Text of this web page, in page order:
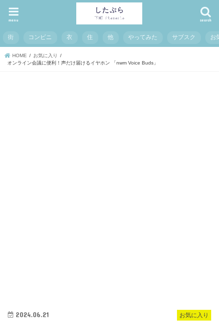
search
menu
街 コンビニ 衣 住 他 やってみた サブスク お
HOME
お気に入り
オンライン会議に便利！声だけ届けるイヤホン 「nwm Voice Buds」
お気に入り
2024.06.21